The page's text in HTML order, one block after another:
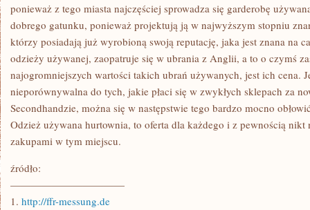
ponieważ z tego miasta najczęściej sprowadza się garderobę
dobrego gatunku, ponieważ projektują ją w najwyższym stopniu
którzy posiadają już wyrobioną swoją reputację, jaka jest znana na
odzieży używanej, zaopatruje się w ubrania z Anglii, a to o czymś
najogromniejszych wartości takich ubrań używanych, jest ich cena.
nieporównywalna do tych, jakie płaci się w zwykłych sklepach za
Secondhandzie, można się w następstwie tego bardzo mocno
Odzież używana hurtownia, to oferta dla każdego i z pewnością
zakupami w tym miejscu.
źródło:
———————————
1. http://ffr-messung.de